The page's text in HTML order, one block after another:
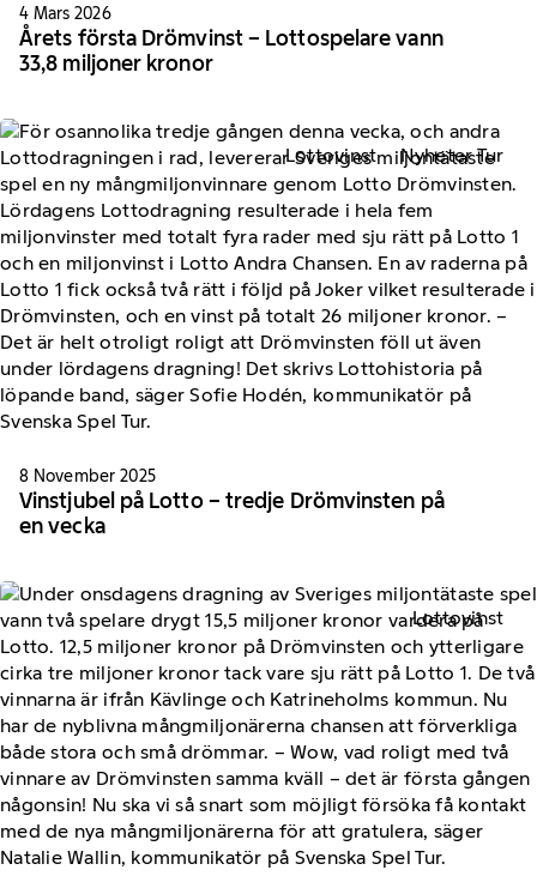
4 Mars 2026
Årets första Drömvinst – Lottospelare vann
33,8 miljoner kronor
Lottovinst Nyheter Tur
8 November 2025
Vinstjubel på Lotto – tredje Drömvinsten på
en vecka
Lottovinst